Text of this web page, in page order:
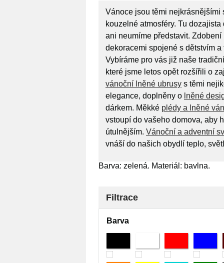
Vánoce jsou těmi nejkrásnějšími
kouzelné atmosféry. Tu
ani neumíme představit.
dekoracemi spojené s dětstvím
Vybíráme pro vás již naše
které jsme letos opět rozšířili o
vánoční lněné ubrusy s těmi
elegance, doplněny o lněné
dárkem. Měkké plédy a lněné
vstoupí do vašeho domova, aby
útulnějším. Vánoční a adventní
vnáší do našich obydlí teplo,
Barva: zelená. Materiál: bavlna.
Filtrace
Barva